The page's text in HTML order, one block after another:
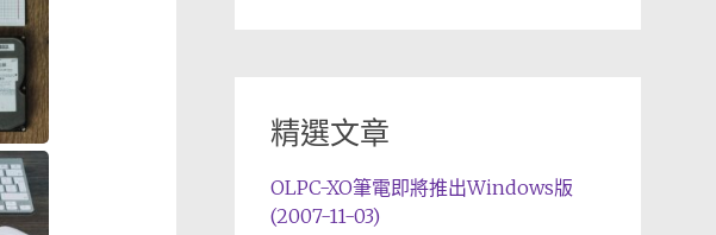
精選文章
OLPC-XO筆電即將推出Windows版
(2007-11-03)